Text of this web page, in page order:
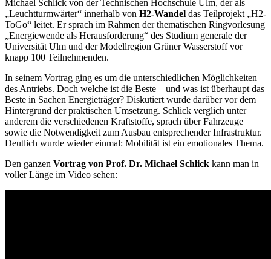
Michael Schlick von der Technischen Hochschule Ulm, der als
„Leuchtturmwärter“ innerhalb von H2-Wandel das Teilprojekt „H2-
ToGo“ leitet. Er sprach im Rahmen der thematischen Ringvorlesung
„Energiewende als Herausforderung“ des Studium generale der
Universität Ulm und der Modellregion Grüner Wasserstoff vor
knapp 100 Teilnehmenden.
In seinem Vortrag ging es um die unterschiedlichen Möglichkeiten
des Antriebs. Doch welche ist die Beste – und was ist überhaupt das
Beste in Sachen Energieträger? Diskutiert wurde darüber vor dem
Hintergrund der praktischen Umsetzung. Schlick verglich unter
anderem die verschiedenen Kraftstoffe, sprach über Fahrzeuge
sowie die Notwendigkeit zum Ausbau entsprechender Infrastruktur.
Deutlich wurde wieder einmal: Mobilität ist ein emotionales Thema.
Den ganzen Vortrag von Prof. Dr. Michael Schlick kann man in
voller Länge im Video sehen: